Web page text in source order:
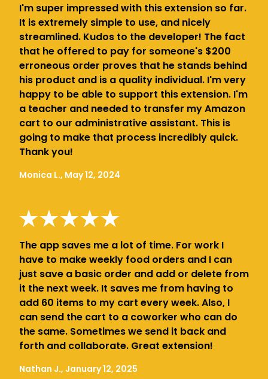
I'm super impressed with this extension so far.
It is extremely simple to use, and nicely
streamlined. Kudos to the developer! The fact
that he offered to pay for someone's $200
erroneous order proves that he stands behind
his product and is a quality individual. I'm very
happy to be able to support this extension. I'm
a teacher and needed to transfer my Amazon
cart to our administrative assistant. This is
going to make that process incredibly quick.
Thank you!
Monica L., May 12, 2024
The app saves me a lot of time. For work I
have to make weekly food orders and I can
just save a basic order and add or delete from
it the next week. It saves me from having to
add 60 items to my cart every week. Also, I
can send the cart to a coworker who can do
the same. Sometimes we send it back and
forth and collaborate. Great extension!
Nathan J., January 12, 2025